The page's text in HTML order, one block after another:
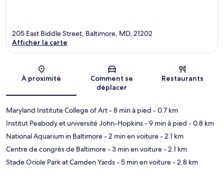
Carte
205 East Biddle Street, Baltimore, MD, 21202
Afficher la carte
À proximité
Comment se
déplacer
Restaurants
Maryland Institute College of Art- 8 min à pied - 0.7 km
Institut Peabody et université John-Hopkins- 9 min à pied - 0.8 km
National Aquarium in Baltimore- 2 min en voiture- 2.1 km
Centre de congrès de Baltimore- 3 min en voiture- 2.1 km
Stade Oriole Park at Camden Yards- 5 min en voiture- 2.8 km